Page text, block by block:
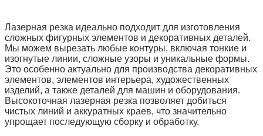
Лазерная резка идеально подходит для изготовления
сложных фигурных элементов и декоративных деталей.
Мы можем вырезать любые контуры, включая тонкие и
изогнутые линии, сложные узоры и уникальные формы.
Это особенно актуально для производства декоративных
элементов, элементов интерьера, художественных
изделий, а также деталей для машин и оборудования.
Высокоточная лазерная резка позволяет добиться
чистых линий и аккуратных краев, что значительно
упрощает последующую сборку и обработку.